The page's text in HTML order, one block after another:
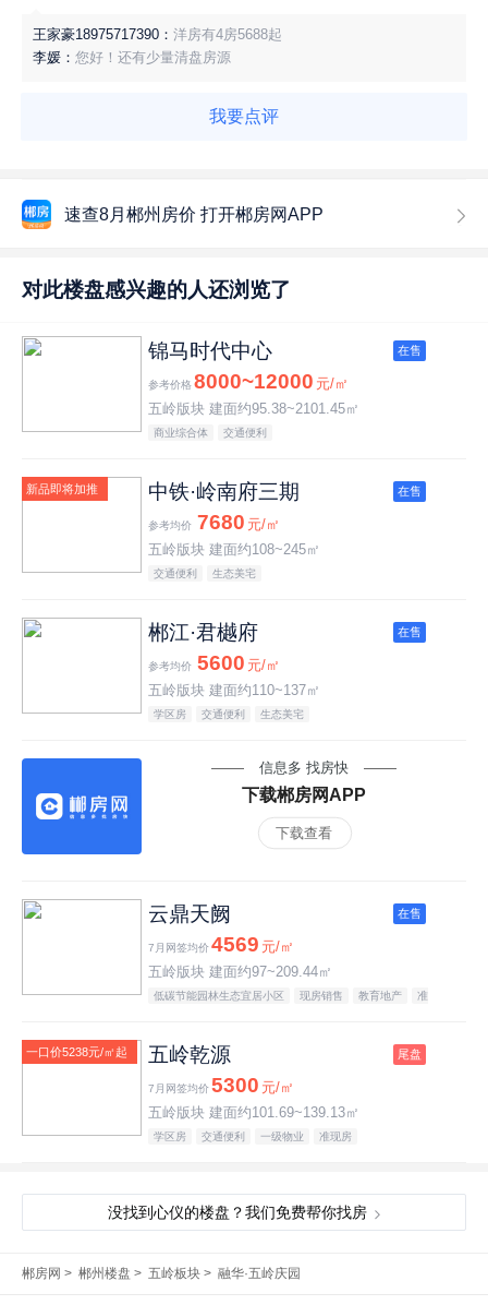
王家豪18975717390： 洋房有4房5688起
李媛： 您好！还有少量清盘房源
我要点评
速查8月郴州房价 打开郴房网APP
对此楼盘感兴趣的人还浏览了
锦马时代中心 在售
参考价格8000~12000 元/㎡
五岭版块 建面约95.38~2101.45㎡
商业综合体 交通便利
新品即将加推 中铁·岭南府三期 在售
参考均价 7680 元/㎡
五岭版块 建面约108~245㎡
交通便利 生态美宅
郴江·君樾府 在售
参考均价 5600 元/㎡
五岭版块 建面约110~137㎡
学区房 交通便利 生态美宅
信息多 找房快
下载郴房网APP
下载查看
云鼎天阙 在售
7月网签均价4569 元/㎡
五岭版块 建面约97~209.44㎡
低碳节能园林生态宜居小区 现房销售 教育地产
准
一口价5238元/㎡起 五岭乾源 尾盘
7月网签均价5300 元/㎡
五岭版块 建面约101.69~139.13㎡
学区房 交通便利 一级物业 准现房
没找到心仪的楼盘？我们免费帮你找房
郴房网 > 郴州楼盘 > 五岭板块 > 融华·五岭庆园